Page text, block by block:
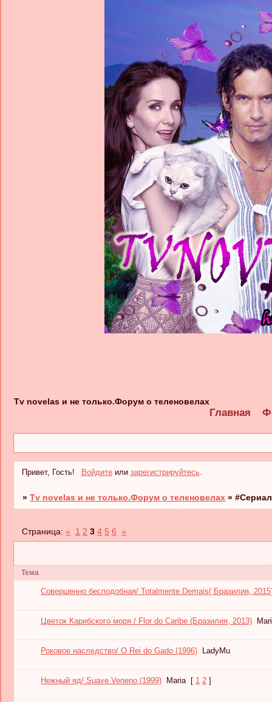
Tv novelas и не только.Форум о теленовелах
Главная
Привет, Гость! Войдитеили зарегистрируйтесь.
»Tv novelas и не только.Форум о теленовелах »
Страница:« 1 2 3 4 5 6 »
Тема
Совершенно бесподобная/ Totalmente Demais( Бразилия,
Цветок Карибского моря / Flor do Caribe (Бразилия, 2013)
Роковое наследство/ O Rei do Gado (1996) LadyMu
Нежный яд/ Suave Veneno (1999) Maria [ 1 2 ]